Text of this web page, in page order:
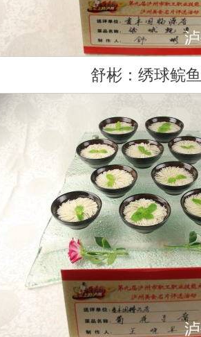
舒彬：绣球鲩鱼